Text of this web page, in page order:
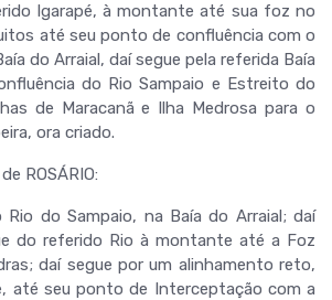
Igarapé, à montante até sua foz no
até seu ponto de confluência com o
do Arraial, daí segue pela referida Baía
do Rio Sampaio e Estreito do
de Maracanã e Ilha Medrosa para o
ora criado.
ROSÁRIO:
do Sampaio, na Baía do Arraial; daí
do referido Rio à montante até a Foz
daí segue por um alinhamento reto,
até seu ponto de Interceptação com a